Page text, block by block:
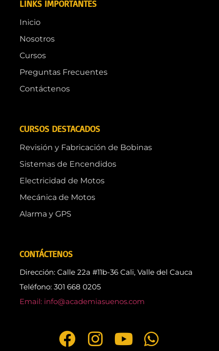
LINKS IMPORTANTES
Inicio
Nosotros
Cursos
Preguntas Frecuentes
Contáctenos
CURSOS DESTACADOS
Revisión y Fabricación de Bobinas
Sistemas de Encendidos
Electricidad de Motos
Mecánica de Motos
Alarma y GPS
CONTÁCTENOS
Dirección: Calle 22a #11b-36 Cali, Valle del Cauca
Teléfono: 301 668 0205
Email: info@academiasuenos.com